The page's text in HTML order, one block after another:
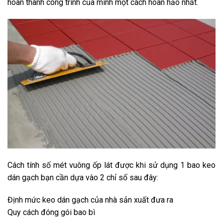
hoàn thành công trình của mình một cách hoàn hảo nhất.
Cách tính số mét vuông ốp lát được khi sử dụng 1 bao keo
dán gạch bạn cần dựa vào 2 chỉ số sau đây:
Định mức keo dán gạch của nhà sản xuất đưa ra
Quy cách đóng gói bao bì